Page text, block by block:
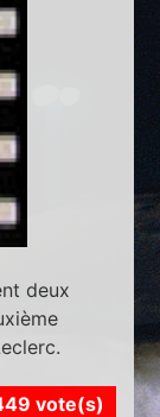
deux
vote(s)